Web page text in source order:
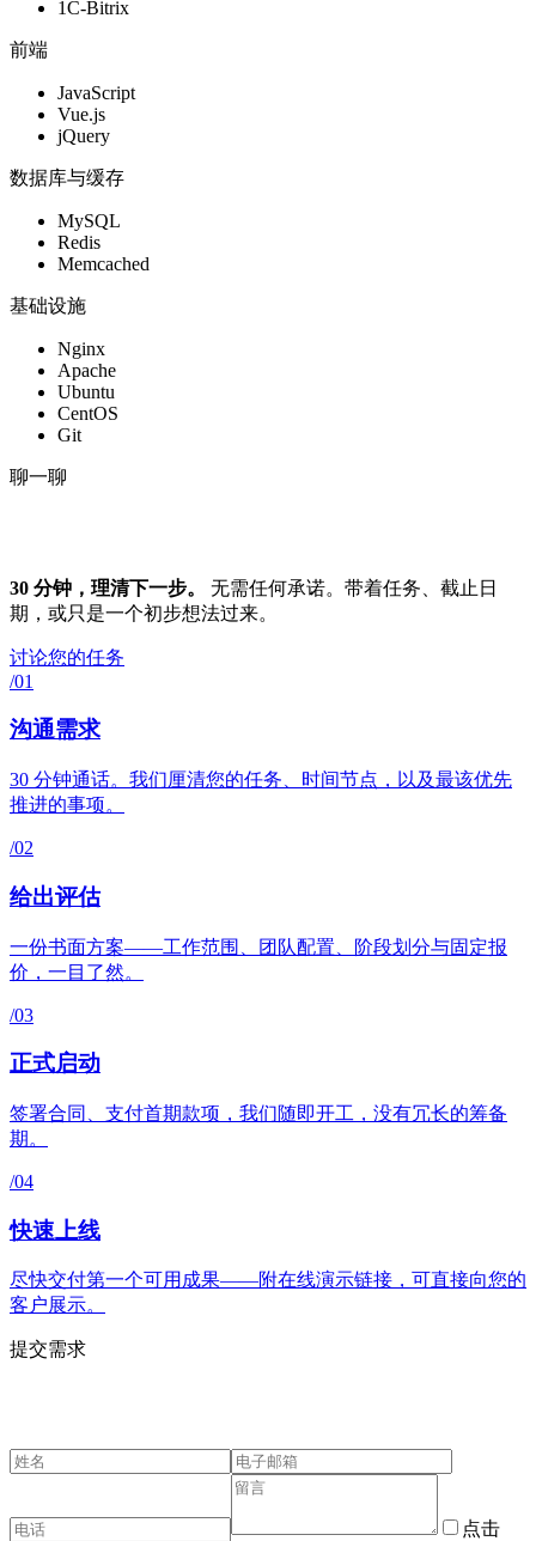
1C-Bitrix
前端
JavaScript
Vue.js
jQuery
数据库与缓存
MySQL
Redis
Memcached
基础设施
Nginx
Apache
Ubuntu
CentOS
Git
聊一聊
30 分钟，理清下一步。
无需任何承诺。带着任务、截止日
期，或只是一个初步想法过来。
讨论您的任务
/01
沟通需求
30 分钟通话。我们厘清您的任务、时间节点，以及最该优先
推进的事项。
/02
给出评估
一份书面方案——工作范围、团队配置、阶段划分与固定报
价，一目了然。
/03
正式启动
签署合同、支付首期款项，我们随即开工，没有冗长的筹备
期。
/04
快速上线
尽快交付第一个可用成果——附在线演示链接，可直接向您的
客户展示。
提交需求
点击